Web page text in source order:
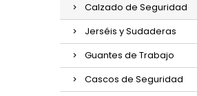
Calzado de Seguridad
Jerséis y Sudaderas
Guantes de Trabajo
Cascos de Seguridad